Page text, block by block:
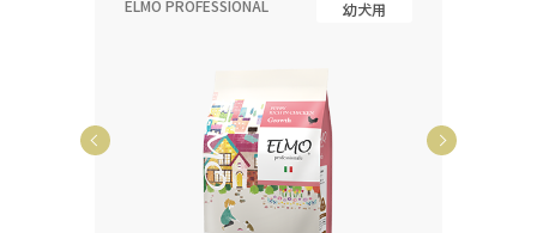
ELMO PROFESSIONAL 幼犬用